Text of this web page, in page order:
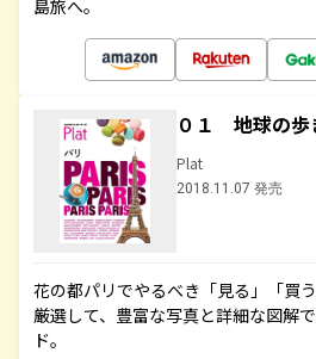
島旅へ。
０１ 地球の
Plat
2018.11.07 発売
花の都パリでやるべき「見る」「買
厳選して、豊富な写真と詳細な図解
ド。